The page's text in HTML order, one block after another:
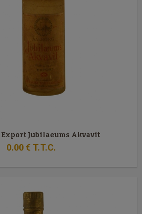
Export Jubilaeums Akvavit
0.00€ T.T.C.